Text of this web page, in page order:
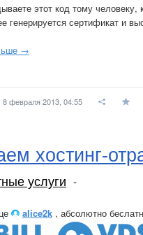
этот код тому человеку,
генерируется сертификат и
→
8 февраля 2013, 04:55
хостинг-
услуги
alice2k , абсолютно